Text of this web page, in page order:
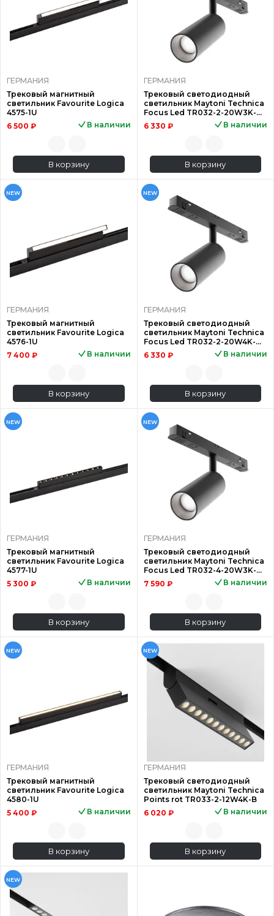
ГЕРМАНИЯ
Трековый магнитный
светильник Favourite Logica
4575-1U
6 500 ₽
В наличии
В корзину
ГЕРМАНИЯ
Трековый светодиодный
светильник Maytoni Technica
Focus Led TR032-2-20W3K-M-
B
6 330 ₽ В наличии
В корзину
NEW
ГЕРМАНИЯ
Трековый магнитный
светильник Favourite Logica
4576-1U
7 400 ₽
В наличии
В корзину
NEW
ГЕРМАНИЯ
Трековый светодиодный
светильник Maytoni Technica
Focus Led TR032-2-20W4K-M-
B
6 330 ₽ В наличии
В корзину
NEW
ГЕРМАНИЯ
Трековый магнитный
светильник Favourite Logica
4577-1U
5 300 ₽
В наличии
В корзину
NEW
ГЕРМАНИЯ
Трековый светодиодный
светильник Maytoni Technica
Focus Led TR032-4-20W3K-M-
DS-B
7 590 ₽ В наличии
В корзину
NEW
ГЕРМАНИЯ
Трековый магнитный
светильник Favourite Logica
4580-1U
5 400 ₽
В наличии
В корзину
NEW
ГЕРМАНИЯ
Трековый светодиодный
светильник Maytoni Technica
Points rot TR033-2-12W4K-B
6 020 ₽
В наличии
В корзину
NEW